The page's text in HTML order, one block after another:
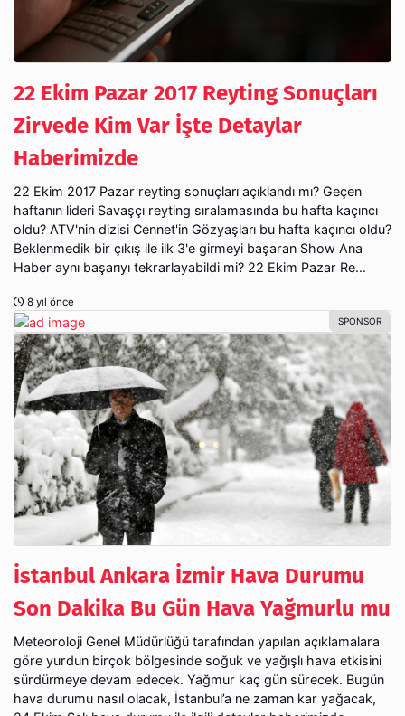
22 Ekim Pazar 2017 Reyting Sonuçları
Zirvede Kim Var İşte Detaylar
Haberimizde
22 Ekim 2017 Pazar reyting sonuçları açıklandı mı? Geçen
haftanın lideri Savaşçı reyting sıralamasında bu hafta kaçıncı
oldu? ATV'nin dizisi Cennet'in Gözyaşları bu hafta kaçıncı oldu?
Beklenmedik bir çıkış ile ilk 3'e girmeyi başaran Show Ana
Haber aynı başarıyı tekrarlayabildi mi? 22 Ekim Pazar Re...
8 yıl önce
İstanbul Ankara İzmir Hava Durumu
Son Dakika Bu Gün Hava Yağmurlu mu
Meteoroloji Genel Müdürlüğü tarafından yapılan açıklamalara
göre yurdun birçok bölgesinde soğuk ve yağışlı hava etkisini
sürdürmeye devam edecek. Yağmur kaç gün sürecek. Bugün
hava durumu nasıl olacak, İstanbul’a ne zaman kar yağacak,